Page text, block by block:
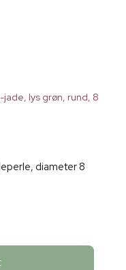
lys grøn, rund, 8
diameter 8